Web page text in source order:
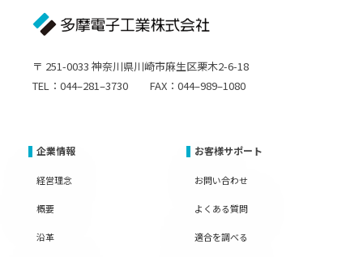
〒 251-0033 神奈川県川崎市麻生区栗木2-6-18
TEL：044–281–3730 FAX：044–989–1080
企業情報
経営理念
概要
沿革
お客様サポート
お問い合わせ
よくある質問
適合を調べる